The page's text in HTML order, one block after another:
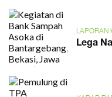
LAPORAN
Lega